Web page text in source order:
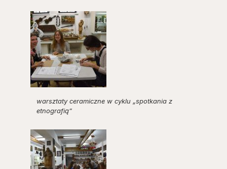
warsztaty ceramiczne w cyklu „spotkania z
etnografią”